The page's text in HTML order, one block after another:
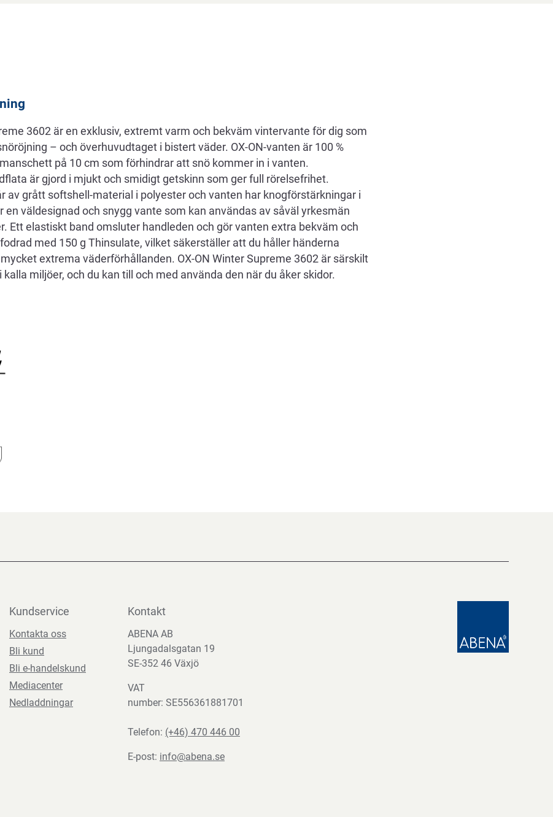
3602 är en exklusiv, extremt varm och bekväm vintervante för dig som
– och överhuvudtaget i bistert väder. OX-ON-vanten är 100 %
på 10 cm som förhindrar att snö kommer in i vanten.
är gjord i mjukt och smidigt getskinn som ger full rörelsefrihet.
av grått softshell-material i polyester och vanten har knogförstärkningar i
en väldesignad och snygg vante som kan användas av såväl yrkesmän
Ett elastiskt band omsluter handleden och gör vanten extra bekväm och
med 150 g Thinsulate, vilket säkerställer att du håller händerna
extrema väderförhållanden. OX-ON Winter Supreme 3602 är särskilt
miljöer, och du kan till och med använda den när du åker skidor.
Kundservice
Kontakta oss
Bli kund
Bli e-handelskund
Mediacenter
Nedladdningar
Kontakt
ABENA AB
Ljungadalsgatan 19
SE-352 46 Växjö
VAT
number: SE556361881701
Telefon: (+46) 470 446 00
E-post: info@abena.se